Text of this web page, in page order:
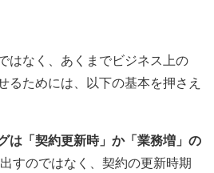
はなく、あくまでビジネス上の
るためには、以下の基本を押さえ
は「契約更新時」か「業務増」の
すのではなく、契約の更新時期